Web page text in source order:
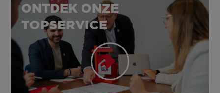
ONTDEK ONZE
TOPSERVICE